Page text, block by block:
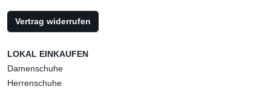
Vertrag widerrufen
LOKAL EINKAUFEN
Damenschuhe
Herrenschuhe